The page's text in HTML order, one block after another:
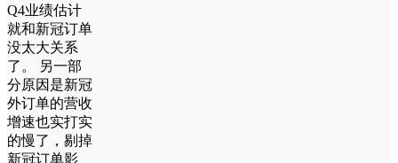
Q4业绩估计
就和新冠订单
没太大关系
了。 另一部
分原因是新冠
外订单的营收
增速也实打实
的慢了，剔掉
新冠订单影